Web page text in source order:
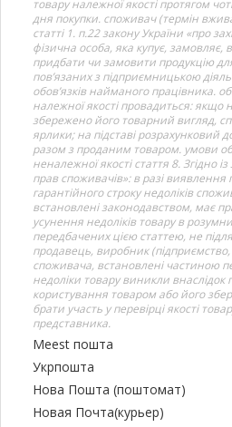
товару належної якості протягом
дня покупки. споживач (термін
статті 1. п.22 закону України «про
фізична особа, яка купує, замовляє,
придбати чи замовити продукцію
пов’язаних з підприємницькою
обов’язків найманого працівника.
належної якості провадиться: якщо
збережено його товарний вигляд,
ярлики; на підставі розрахунковий
разом з проданим товаром. умови
неналежної якості стаття 8. Згідно
прав споживачів»: в разі
гарантійного строку недоліків
встановлені законодавством, має
усунення недоліків товару в
передбачених цією статтею, не
продавець, виробник
споживача, встановлені частиною
недоліки товару виникли
користування товаром або його
брати участь у перевірці якості
представника.
Meest пошта
Укрпошта
Нова Пошта (поштомат)
Новая Почта(курьер)